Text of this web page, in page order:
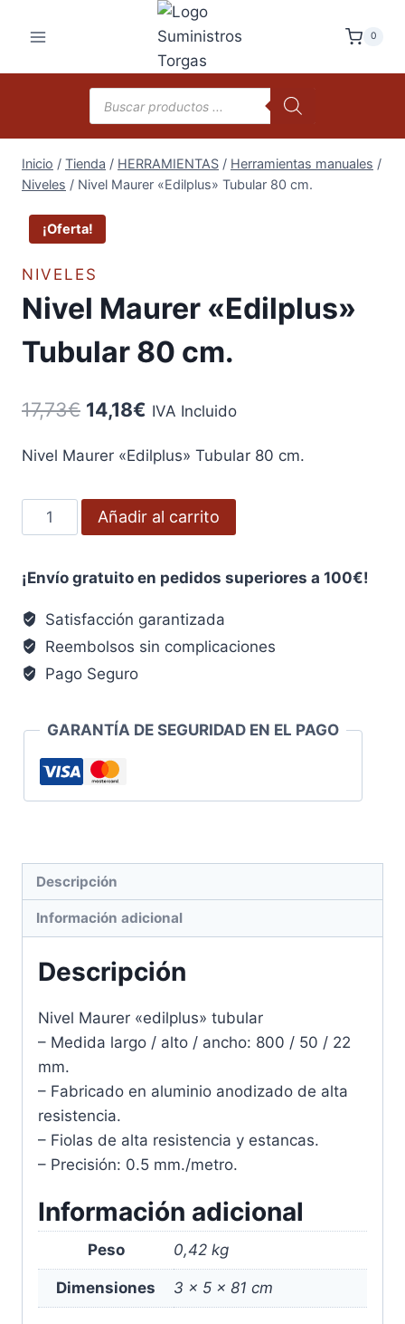
0
Búsqueda
de
productos
Inicio / Tienda / HERRAMIENTAS / Herramientas manuales /
Niveles / Nivel Maurer «Edilplus» Tubular 80 cm.
¡Oferta!
NIVELES
Nivel Maurer «Edilplus»
Tubular 80 cm.
17,73€ El
original
era:
17,73€.
14,18€ El
actual
es:
14,18€.
IVA Incluido
Nivel Maurer «Edilplus» Tubular 80 cm.
Nivel
Maurer
Tubular
80
cm.
cantidad
Añadir al carrito
¡Envío gratuito en pedidos superiores a 100€!
Satisfacción garantizada
Reembolsos sin complicaciones
Pago Seguro
GARANTÍA DE SEGURIDAD EN EL PAGO
Descripción
Información adicional
Descripción
Nivel Maurer «edilplus» tubular
– Medida largo / alto / ancho: 800 / 50 / 22
mm.
– Fabricado en aluminio anodizado de alta
resistencia.
– Fiolas de alta resistencia y estancas.
– Precisión: 0.5 mm./metro.
Información adicional
Peso 0,42 kg
Dimensiones 3 × 5 × 81 cm